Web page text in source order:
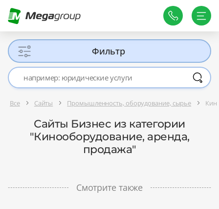
Фильтр
Все Сайты Промышленность, оборудование, сырье
Сайты Бизнес из категории
"Кинооборудование, аренда,
продажа"
Смотрите также